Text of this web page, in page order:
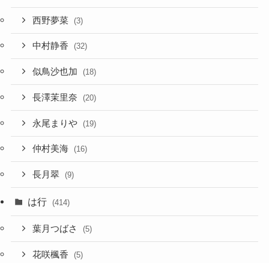
西野夢菜 (3)
中村静香 (32)
似鳥沙也加 (18)
長澤茉里奈 (20)
永尾まりや (19)
仲村美海 (16)
長月翠 (9)
は行 (414)
葉月つばさ (5)
花咲楓香 (5)